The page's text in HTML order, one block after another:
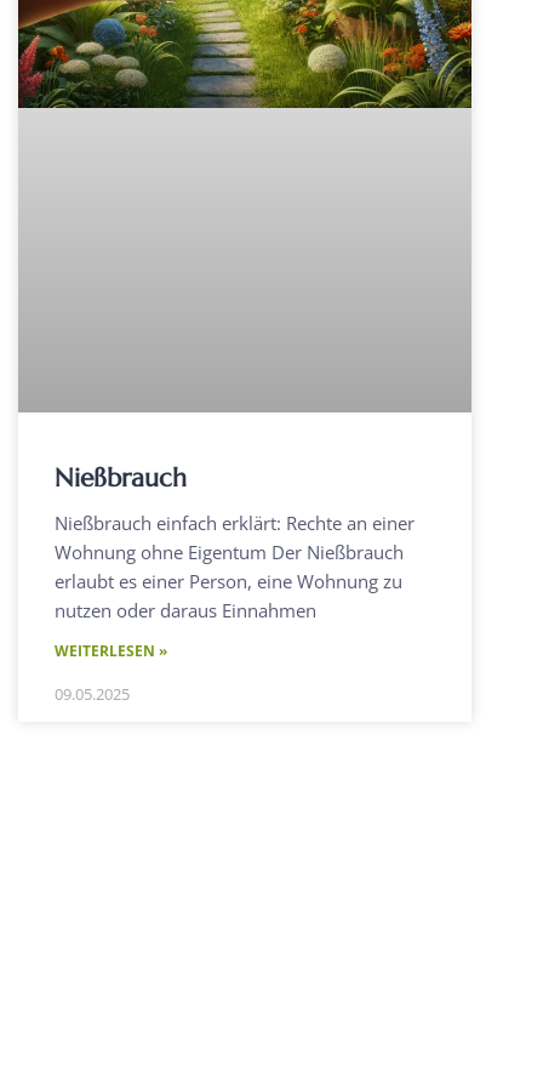
Nießbrauch
Nießbrauch einfach erklärt: Rechte an einer
Wohnung ohne Eigentum Der Nießbrauch
erlaubt es einer Person, eine Wohnung zu
nutzen oder daraus Einnahmen
WEITERLESEN »
09.05.2025